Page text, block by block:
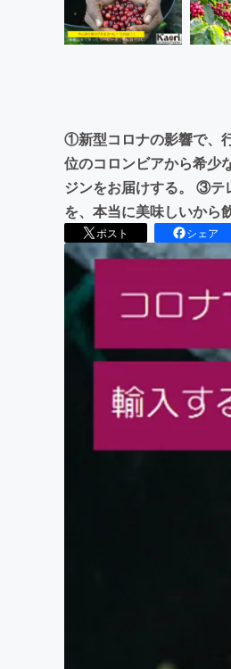
①新型コロナの影響で、
位のコロンビアから希少
ジンをお届けする。 ③テ
を、本当に美味しいから
ポスト シェア